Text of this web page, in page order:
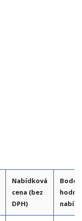
Nabídková
cena (bez
DPH)